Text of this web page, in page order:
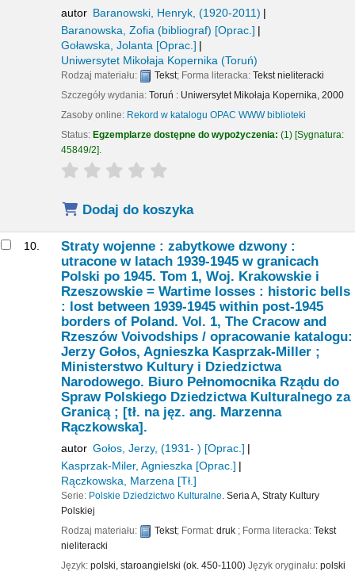
autor Baranowski, Henryk, (1920-2011)
Baranowska, Zofia (bibliograf) [Oprac.]
Goławska, Jolanta [Oprac.]
Uniwersytet Mikołaja Kopernika (Toruń)
Rodzaj materiału: Tekst; Forma literacka: Tekst nieliteracki
Szczegóły wydania: Toruń : Uniwersytet Mikołaja Kopernika, 2000
Zasoby online: Rekord w katalogu OPAC WWW biblioteki
Status: Egzemplarze dostępne do wypożyczenia: (1) Sygnatura:
45849/2 .
star rating
Dodaj do koszyka
10.
Straty wojenne : zabytkowe dzwony :
utracone w latach 1939-1945 w granicach
Polski po 1945. Tom 1, Woj. Krakowskie i
Rzeszowskie = Wartime losses : historic bells
: lost between 1939-1945 within post-1945
borders of Poland. Vol. 1, The Cracow and
Rzeszów Voivodships / opracowanie katalogu:
Jerzy Gołos, Agnieszka Kasprzak-Miller ;
Ministerstwo Kultury i Dziedzictwa
Narodowego. Biuro Pełnomocnika Rządu do
Spraw Polskiego Dziedzictwa Kulturalnego za
Granicą ; [tł. na jęz. ang. Marzenna
Rączkowska].
autor Gołos, Jerzy, (1931- ) [Oprac.]
Kasprzak-Miler, Agnieszka [Oprac.]
Rączkowska, Marzena [Tł.]
Serie: Polskie Dziedzictwo Kulturalne. Seria A, Straty Kultury
Polskiej
Rodzaj materiału:
Tekst; Format: druk ; Forma literacka: Tekst
nieliteracki
Język: polski, staroangielski (ok. 450-1100) Język oryginału: polski